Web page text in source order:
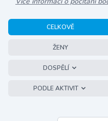
CELKOVĚ
ŽENY
DOSPĚLÍ
PODLE AKTIVIT